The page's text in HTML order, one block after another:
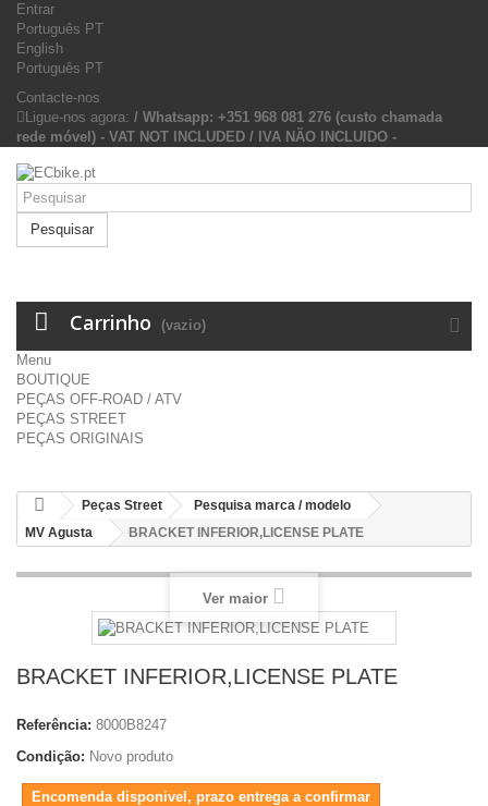
Entrar
Português PT
English
Português PT
Contacte-nos
Ligue-nos agora: / Whatsapp: +351 968 081 276 (custo chamada
rede móvel) - VAT NOT INCLUDED / IVA NÃO INCLUIDO -
Pesquisar
Carrinho (vazio)
Menu
BOUTIQUE
PEÇAS OFF-ROAD / ATV
PEÇAS STREET
PEÇAS ORIGINAIS
Peças Street
Pesquisa marca / modelo
MV Agusta
BRACKET INFERIOR,LICENSE PLATE
Ver maior
BRACKET INFERIOR,LICENSE PLATE
Referência: 8000B8247
Condição: Novo produto
Encomenda disponivel, prazo entrega a confirmar